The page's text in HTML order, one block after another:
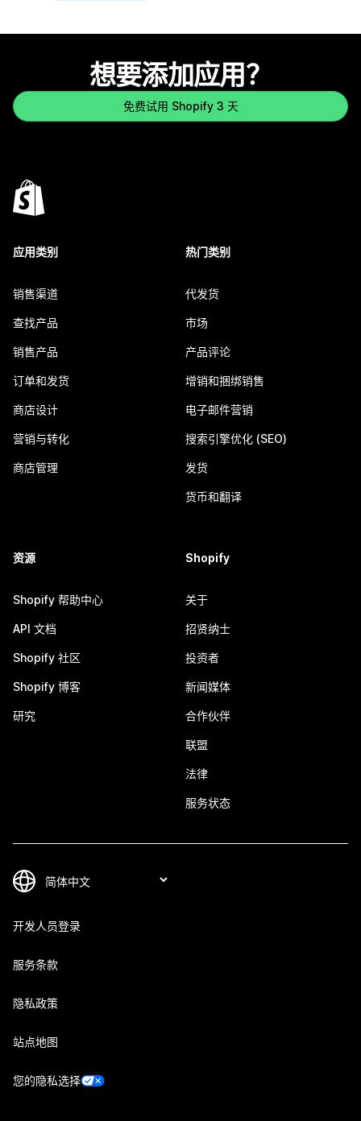
想要添加应用？
免费试用 Shopify 3 天
应用类别
销售渠道
查找产品
销售产品
订单和发货
商店设计
营销与转化
商店管理
热门类别
代发货
市场
产品评论
增销和捆绑销售
电子邮件营销
搜索引擎优化 (SEO)
发货
货币和翻译
资源
Shopify 帮助中心
API 文档
Shopify 社区
Shopify 博客
研究
Shopify
关于
招贤纳士
投资者
新闻媒体
合作伙伴
联盟
法律
服务状态
开发人员登录
服务条款
隐私政策
站点地图
您的隐私选择